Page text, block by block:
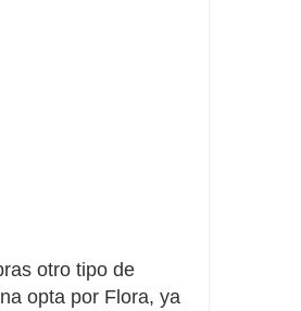
otro tipo de
opta por Flora, ya